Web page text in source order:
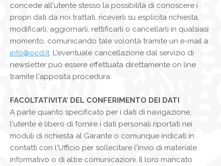
concede all'utente stesso la possibilità di conoscere i
propri dati da noi trattati, riceverli su esplicita richiesta,
modificarli, aggiornarli, rettificarli o cancellarli in qualsiasi
momento, comunicando tale volontà tramite un e-mail a
info@ocd.it . L'eventuale cancellazione dal servizio di
newsletter può essere effettuata direttamente on line
tramite l'apposita procedura.
FACOLTATIVITA’ DEL CONFERIMENTO DEI DATI
A parte quanto specificato per i dati di navigazione,
l'utente è libero di fornire i dati personali riportati nei
moduli di richiesta al Garante o comunque indicati in
contatti con l'Ufficio per sollecitare l'invio di materiale
informativo o di altre comunicazioni. Il loro mancato